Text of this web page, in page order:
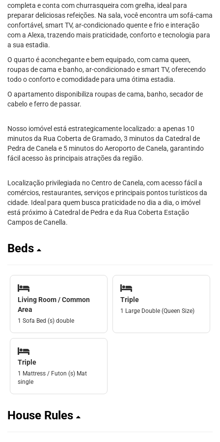
completa e conta com churrasqueira com grelha, ideal para
preparar deliciosas refeições. Na sala, você encontra um sofá-cama
confortável, smart TV, ar-condicionado quente e frio e interação
com a Alexa, trazendo mais praticidade, conforto e tecnologia para
a sua estadia.
O quarto é aconchegante e bem equipado, com cama queen,
roupas de cama e banho, ar-condicionado e smart TV, oferecendo
todo o conforto e comodidade para uma ótima estadia.
O apartamento disponibiliza roupas de cama, banho, secador de
cabelo e ferro de passar.
Nosso iomóvel está estrategicamente localizado: a apenas 10
minutos da Rua Coberta de Gramado, 3 minutos da Catedral de
Pedra de Canela e 5 minutos do Aeroporto de Canela, garantindo
fácil acesso às principais atrações da região.
Localização privilegiada no Centro de Canela, com acesso fácil a
comércios, restaurantes, serviços e principais pontos turísticos da
cidade. Ideal para quem busca praticidade no dia a dia, o imóvel
está próximo à Catedral de Pedra e da Rua Coberta Estação
Campos de Canella.
Beds
Living Room / Common
Area
1 Sofa Bed (s) double
Triple
1 Large Double (Queen Size)
Triple
1 Mattress / Futon (s) Mat
single
House Rules